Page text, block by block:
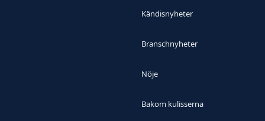
Kändisnyheter
Branschnyheter
Nöje
Bakom kulisserna